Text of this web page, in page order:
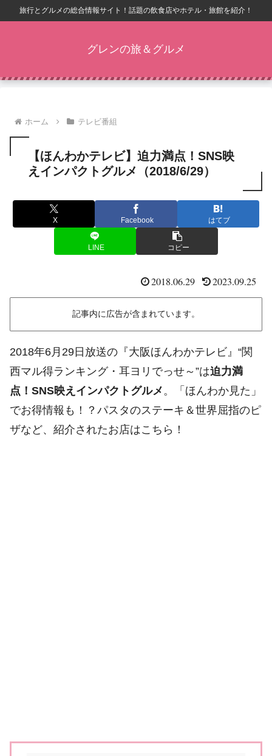
旅行とグルメの総合情報サイト！話題の飲食店やホテル・旅館を紹介！
グレンの旅＆グルメ
ホーム テレビ番組
【ほんわかテレビ】迫力満点！SNS映
えインパクトグルメ（2018/6/29）
X Facebook はてブ
LINE コピー
2018.06.29 2023.09.25
記事内に広告が含まれています。
2018年6月29日放送の『大阪ほんわかテレビ』“関
西マル得ランキング・耳ヨリでっせ～”は迫力満
点！SNS映えインパクトグルメ 。「ほんわか見た」
でお得情報も！？パスタのステーキ＆世界屈指のピ
ザなど、紹介されたお店はこちら！